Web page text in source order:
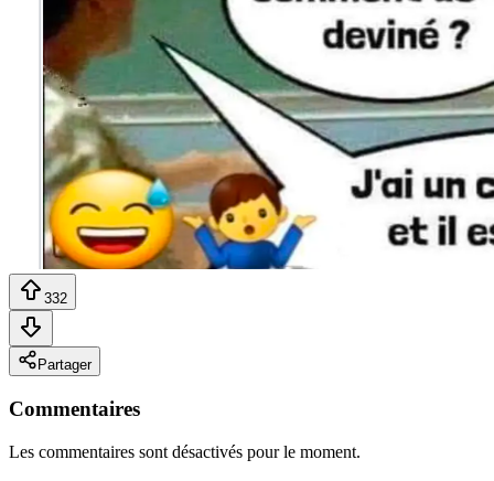
332
Partager
Commentaires
Les commentaires sont désactivés pour le moment.